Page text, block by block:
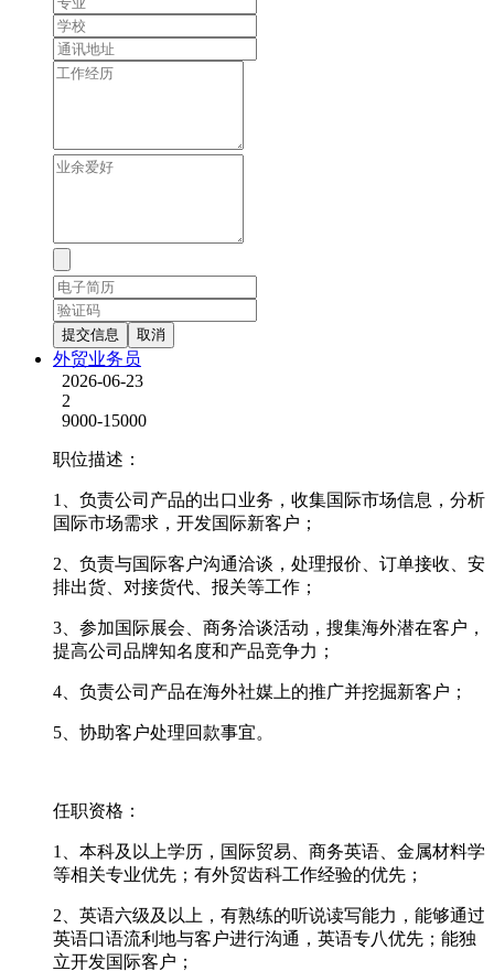
提交信息 取消
外贸业务员
2026-06-23
2
9000-15000
职位描述：
1、负责公司产品的出口业务，收集国际市场信息，分析
国际市场需求，开发国际新客户；
2、负责与国际客户沟通洽谈，处理报价、订单接收、安
排出货、对接货代、报关等工作；
3、参加国际展会、商务洽谈活动，搜集海外潜在客户，
提高公司品牌知名度和产品竞争力；
4、负责公司产品在海外社媒上的推广并挖掘新客户；
5、协助客户处理回款事宜。
任职资格：
1、本科及以上学历，国际贸易、商务英语、金属材料学
等相关专业优先；有外贸齿科工作经验的优先；
2、英语六级及以上，有熟练的听说读写能力，能够通过
英语口语流利地与客户进行沟通，英语专八优先；能独
立开发国际客户；